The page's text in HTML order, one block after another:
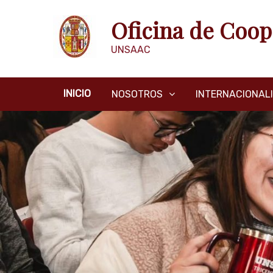
Oficina de
UNSAAC
INICIO NOSOTROS